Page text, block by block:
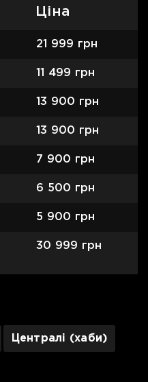
Ціна
21 999 грн
11 499 грн
13 900 грн
13 900 грн
7 900 грн
6 500 грн
5 900 грн
30 999 грн
Централі (хаби)